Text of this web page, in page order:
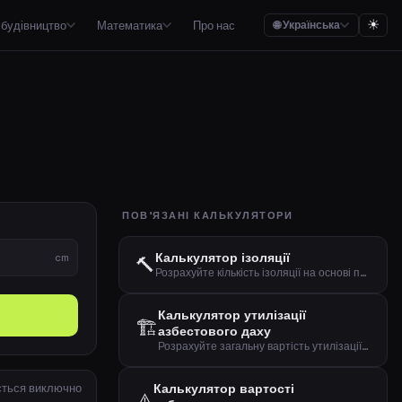
пояси
Математика Про нас 🌐 Українська ☀
cm
виключно
ПОВ'ЯЗАНІ КАЛЬКУЛЯТОРИ
🔨Калькулятор ізоляції
Розрахуйте кількість ізоляції на основі площі та товщини
🏗️Калькулятор утилізації
азбестового даху
Розрахуйте загальну вартість утилізації азбестового даху, включаючи демонтаж, транспортування та захоронення.
Калькулятор вартості